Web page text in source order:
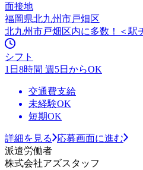
面接地
福岡県北九州市戸畑区
北九州市戸畑区内に多数！＜駅
シフト
1日8時間 週5日からOK
交通費支給
未経験OK
短期OK
詳細を見る
応募画面に進む
派遣労働者
株式会社アズスタッフ